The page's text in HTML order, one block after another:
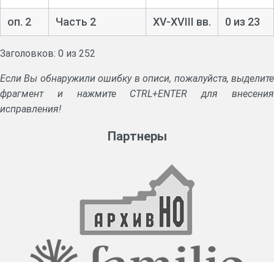
оп. 2 Часть 2 XV-XVIII вв. 0 из 23
Заголовков: 0 из 252
Если Вы обнаружили ошибку в описи, пожалуйста, выделите
фрагмент и нажмите CTRL+ENTER для внесения
исправления!
Партнеры